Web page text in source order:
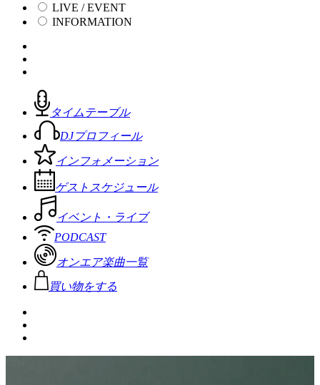
LIVE / EVENT
INFORMATION
タイムテーブル
DJプロフィール
インフォメーション
ゲストスケジュール
イベント・ライブ
PODCAST
オンエア楽曲一覧
買い物をする